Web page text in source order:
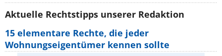
Aktuelle Rechtstipps unserer Redaktion
15 elementare Rechte, die jeder
Wohnungseigentümer kennen sollte